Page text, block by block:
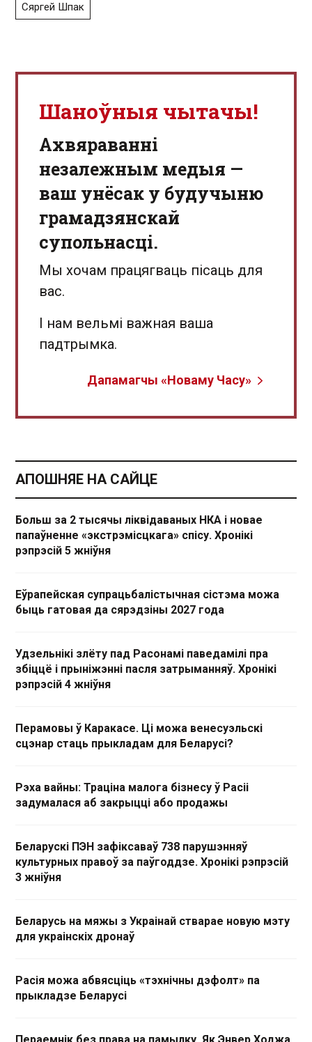
Сяргей Шпак
Шаноўныя чытачы!
Aхвяраванні
незалежным медыя —
ваш унёсак у будучыню
грамадзянскай
супольнасці.
Мы хочам працягваць пісаць для
вас.
І нам вельмі важная ваша
падтрымка.
Дапамагчы «Новаму Часу»
АПОШНЯЕ НА САЙЦЕ
Больш за 2 тысячы ліквідаваных НКА і новае
папаўненне «экстрэмісцкага» спісу. Хронікі
рэпрэсій 5 жніўня
Еўрапейская супрацьбалістычная сістэма можа
быць гатовая да сярэдзіны 2027 года
Удзельнікі злёту пад Расонамі паведамілі пра
збіццё і прыніжэнні пасля затрыманняў. Хронікі
рэпрэсій 4 жніўня
Перамовы ў Каракасе. Ці можа венесуэльскі
сцэнар стаць прыкладам для Беларусі?
Рэха вайны: Траціна малога бізнесу ў Расіі
задумалася аб закрыцці або продажы
Беларускі ПЭН зафіксаваў 738 парушэнняў
культурных правоў за паўгоддзе. Хронікі рэпрэсій
3 жніўня
Беларусь на мяжы з Украінай стварае новую мэту
для украінскіх дронаў
Расія можа абвясціць «тэхнічны дэфолт» па
прыкладзе Беларусі